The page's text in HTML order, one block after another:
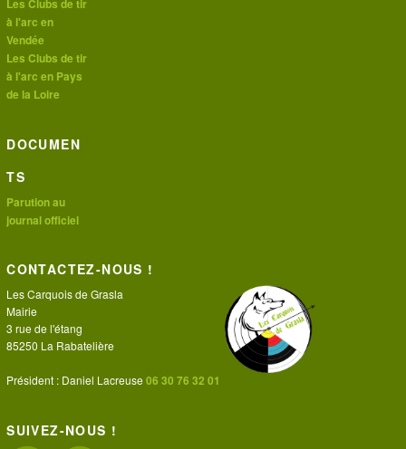
Les Clubs de tir
à l'arc en
Vendée
Les Clubs de tir
à l'arc en Pays
de la Loire
DOCUMEN
TS
Parution au
journal officiel
CONTACTEZ-NOUS !
Les Carquois de Grasla
Mairie
3 rue de l'étang
85250 La Rabatelière
Président : Daniel Lacreuse06 30 76 32 01
SUIVEZ-NOUS !